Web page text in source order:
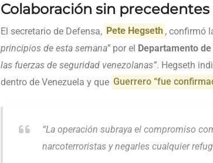
Colaboración sin
El secretario de Defensa, Pete Hegseth , confirmó
principios de esta semana” por el Departamento
las fuerzas de seguridad venezolanas”. Hegseth
dentro de Venezuela y que Guerrero “fue
“La operación subraya el compromiso
narcoterroristas y negarles cualquier